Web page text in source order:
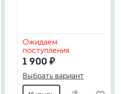
Ожидаем
поступления
1 900 ₽
Выбрать вариант